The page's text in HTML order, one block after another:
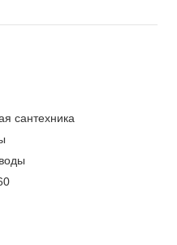
сантехника